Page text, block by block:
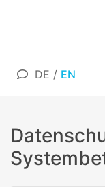
DE / EN